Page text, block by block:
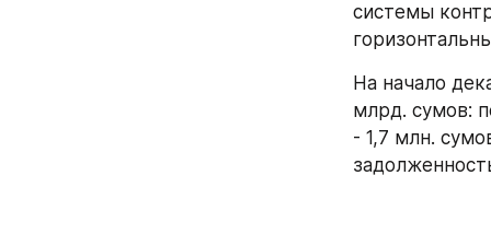
системы
На начало
млрд. сумов:
- 1,7 млн.